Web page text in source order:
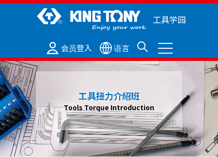
工具学园
会员登入 语言
工具扭力介绍班
Tools Torque Introduction